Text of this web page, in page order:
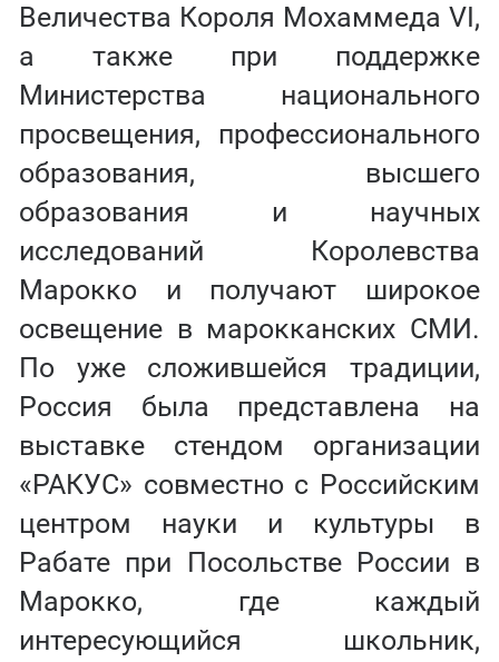
Величества Короля Мохаммеда VI,
а также при поддержке
Министерства национального
просвещения, профессионального
образования, высшего
образования и научных
исследований Королевства
Марокко и получают широкое
освещение в марокканских СМИ.
По уже сложившейся традиции,
Россия была представлена на
выставке стендом организации
«РАКУС» совместно с Российским
центром науки и культуры в
Рабате при Посольстве России в
Марокко, где каждый
интересующийся школьник,